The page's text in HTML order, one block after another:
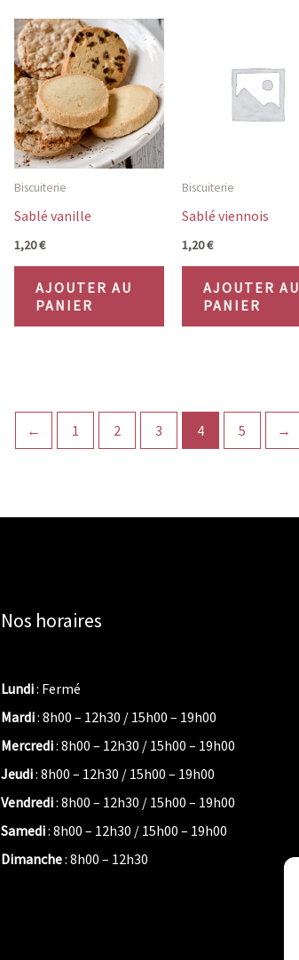
Biscuiterie
Sablé vanille
1,20€
AJOUTER AU
PANIER
Biscuiterie
Sablé viennois
1,20€
AJOUTER AU
PANIER
← 1 2 3 4 5 →
Nos horaires
Lundi: Fermé
Mardi: 8h00 – 12h30 / 15h00 – 19h00
Mercredi: 8h00 – 12h30 / 15h00 – 19h00
Jeudi: 8h00 – 12h30 / 15h00 – 19h00
Vendredi: 8h00 – 12h30 / 15h00 – 19h00
Samedi: 8h00 – 12h30 / 15h00 – 19h00
Dimanche: 8h00 – 12h30